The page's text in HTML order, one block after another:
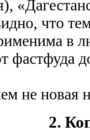
что
в
фастфуда
не новая
2.